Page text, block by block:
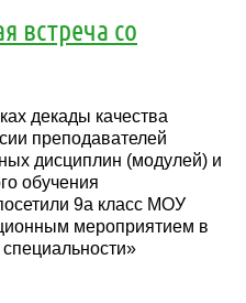
встреча со
декады качества
преподавателей
дисциплин (модулей) и
обучения
9а класс МОУ
мероприятием в